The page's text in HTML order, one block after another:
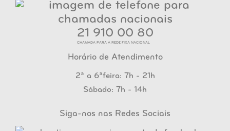
21 910 00 80
CHAMADA PARA A REDE FIXA NACIONAL
Horário de Atendimento
2ª a 6ªfeira: 7h - 21h
Sábado: 7h - 14h
Siga-nos nas Redes Sociais